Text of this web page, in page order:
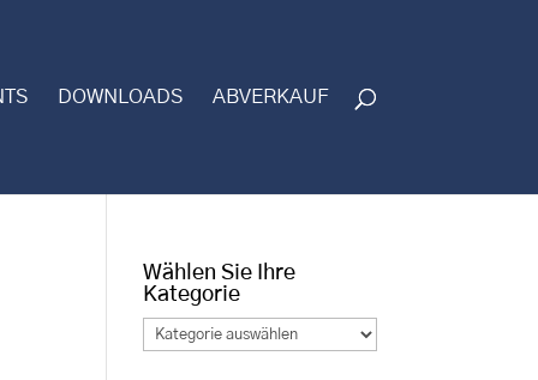
DOWNLOADS ABVERKAUF
Wählen Sie Ihre
Kategorie
Wählen